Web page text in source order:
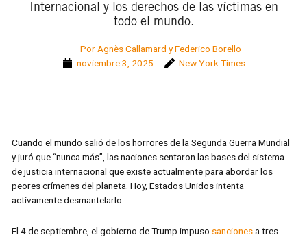
Internacional y los derechos de las víctimas en
todo el mundo.
Por Agnès Callamard y Federico Borello
noviembre 3, 2025
New York Times
Cuando el mundo salió de los horrores de la Segunda Guerra Mundial
y juró que “nunca más”, las naciones sentaron las bases del sistema
de justicia internacional que existe actualmente para abordar los
peores crímenes del planeta. Hoy, Estados Unidos intenta
activamente desmantelarlo.
El 4 de septiembre, el gobierno de Trump impuso sancionesa tres